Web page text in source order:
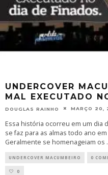
UNDERCOVER
MAL EXECUTADO
DOUGLAS RAINHO MARÇO 20,
Essa história ocorreu em um dia
se faz para as almas todo ano
Geralmente se homenageiam os
UNDERCOVER MACUMBEIRO 0
0